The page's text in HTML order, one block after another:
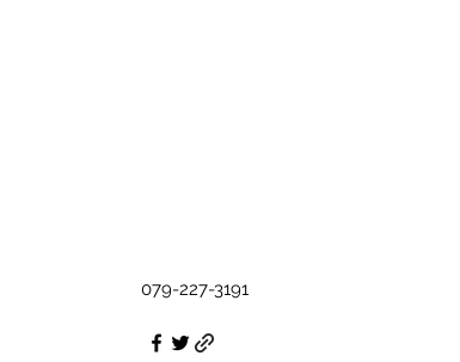
079-227-3191